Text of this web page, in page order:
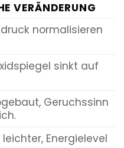
VERÄNDERUNG
normalisieren
sinkt auf
Geruchssinn
Energielevel